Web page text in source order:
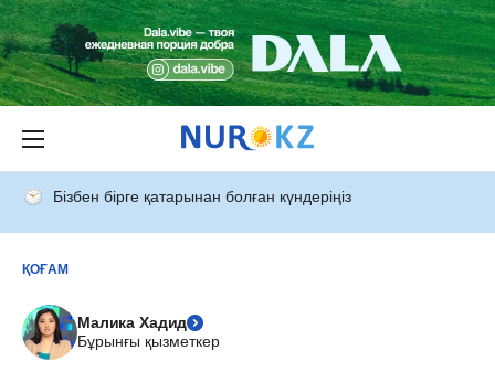
Бізбен бірге қатарынан болған күндеріңіз
ҚОҒАМ
Малика Хадид
Бұрынғы қызметкер